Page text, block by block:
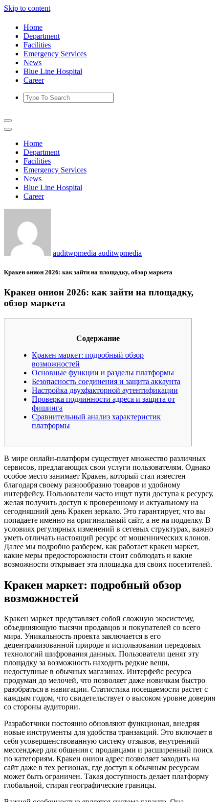
Skip to content
Home
Department
Facilities
Emergency Services
News
Blue Line Hospital
Career
Home
Department
Facilities
Emergency Services
News
Blue Line Hospital
Career
auditwpmedia auditwpmedia
Кракен онион 2026: как зайти на площадку, обзор маркета
Кракен онион 2026: как зайти на площадку,
обзор маркета
Содержание
Кракен маркет: подробный обзор
возможностей
Основные функции и разделы платформы
Безопасность соединения и защита аккаунта
Настройка двухфакторной аутентификации
Проверка подлинности адреса и защита от
фишинга
Сравнительный анализ характеристик
платформы
В мире онлайн-платформ существует множество различных
сервисов, предлагающих свои услуги пользователям. Однако
особое место занимает Кракен, который стал известен
благодаря своему разнообразию товаров и удобному
интерфейсу. Пользователи часто ищут пути доступа к ресурсу,
желая получить доступ к проверенному и актуальному на
сегодняшний день Кракен зеркало. Это гарантирует, что вы
попадаете именно на оригинальный сайт, а не на подделку. В
условиях регулярных изменений в сетевых структурах, важно
уметь отличать настоящий ресурс от мошеннических клонов.
Далее мы подробно разберем, как работает кракен маркет,
какие меры предосторожности стоит соблюдать и какие
возможности открывает эта площадка для своих посетителей.
Кракен маркет: подробный обзор
возможностей
Кракен маркет представляет собой сложную экосистему,
объединяющую тысячи продавцов и покупателей со всего
мира. Уникальность проекта заключается в его
децентрализованной природе и использовании передовых
технологий шифрования данных. Пользователи ценят эту
площадку за возможность находить редкие вещи,
недоступные в обычных магазинах. Интерфейс ресурса
продуман до мелочей, что позволяет даже новичкам быстро
разобраться в навигации. Статистика посещаемости растет с
каждым годом, что свидетельствует о высоком уровне доверия
со стороны аудитории.
Разработчики постоянно обновляют функционал, внедряя
новые инструменты для удобства транзакций. Это включает в
себя усовершенствованную систему отзывов, внутренний
мессенджер для общения с продавцами и расширенный поиск
по категориям. Кракен онион адрес позволяет заходить на
сайт даже в тех регионах, где доступ к обычным ресурсам
может быть ограничен. Такая доступность делает платформу
глобальной, стирая географические границы.